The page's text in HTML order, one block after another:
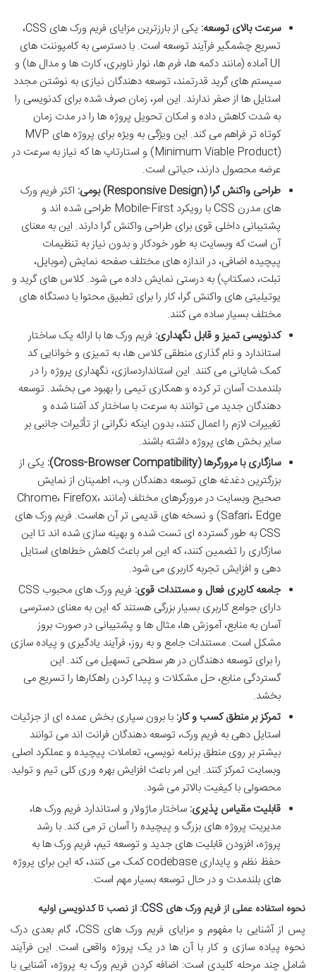
سرعت بالای توسعه:
یکی از بارزترین مزایای فریم ورک های CSS،
تسریع چشمگیر فرآیند توسعه است. با دسترسی به کامپوننت های
UI آماده (مانند دکمه ها، فرم ها، نوار ناوبری، کارت ها و مدال ها) و
سیستم های گرید قدرتمند، توسعه دهندگان نیازی به نوشتن مجدد
استایل ها از صفر ندارند. این امر، زمان صرف شده برای کدنویسی را
به شدت کاهش داده و امکان تحویل پروژه ها را در مدت زمان
کوتاه تر فراهم می کند. این ویژگی به ویژه برای پروژه های MVP
(Minimum Viable Product) و استارتاپ ها که نیاز به سرعت در
عرضه محصول دارند، حیاتی است.
طراحی واکنش گرا (Responsive Design) بومی:
اکثر فریم ورک
های مدرن CSS با رویکرد Mobile-First طراحی شده اند و
پشتیبانی داخلی قوی برای طراحی واکنش گرا دارند. این به معنای
آن است که وبسایت به طور خودکار و بدون نیاز به تنظیمات
پیچیده اضافی، در اندازه های مختلف صفحه نمایش (موبایل،
تبلت، دسکتاپ) به درستی نمایش داده می شود. کلاس های گرید و
یوتیلیتی های واکنش گرا، کار را برای تطبیق محتوا با دستگاه های
مختلف بسیار ساده می کنند.
کدنویسی تمیز و قابل نگهداری: فریم ورک ها با ارائه یک ساختار
استاندارد و نام گذاری منطقی کلاس ها، به تمیزی و خوانایی کد
کمک شایانی می کنند. این استانداردسازی، نگهداری پروژه را در
بلندمدت آسان تر کرده و همکاری تیمی را بهبود می بخشد. توسعه
دهندگان جدید می توانند به سرعت با ساختار کد آشنا شده و
تغییرات لازم را اعمال کنند، بدون اینکه نگرانی از تأثیرات جانبی بر
سایر بخش های پروژه داشته باشند.
سازگاری با مرورگرها (Cross-Browser Compatibility):
یکی از
بزرگترین دغدغه های توسعه دهندگان وب، اطمینان از نمایش
صحیح وبسایت در مرورگرهای مختلف (مانند Chrome، Firefox،
Safari، Edge) و نسخه های قدیمی تر آن هاست. فریم ورک های
CSS به طور گسترده ای تست شده و بهینه سازی شده اند تا این
سازگاری را تضمین کنند، که این امر باعث کاهش خطاهای استایل
دهی و افزایش تجربه کاربری می شود.
جامعه کاربری فعال و مستندات قوی:
فریم ورک های محبوب CSS
دارای جوامع کاربری بسیار بزرگی هستند که این به معنای دسترسی
آسان به منابع، آموزش ها، مثال ها و پشتیبانی در صورت بروز
مشکل است. مستندات جامع و به روز، فرآیند یادگیری و پیاده سازی
را برای توسعه دهندگان در هر سطحی تسهیل می کند. این
گستردگی منابع، حل مشکلات و پیدا کردن راهکارها را تسریع می
بخشد.
تمرکز بر منطق کسب و کار: با برون سپاری بخش عمده ای از جزئیات
استایل دهی به فریم ورک، توسعه دهندگان فرانت اند می توانند
بیشتر بر روی منطق برنامه نویسی، تعاملات پیچیده و عملکرد اصلی
وبسایت تمرکز کنند. این امر باعث افزایش بهره وری کلی تیم و تولید
محصولی با کیفیت بالاتر می شود.
قابلیت مقیاس پذیری: ساختار ماژولار و استاندارد فریم ورک ها،
مدیریت پروژه های بزرگ و پیچیده را آسان تر می کند. با رشد
پروژه، افزودن قابلیت های جدید و توسعه تیم، فریم ورک ها به
حفظ نظم و پایداری codebase کمک می کنند، که این برای پروژه
های بلندمدت و در حال توسعه بسیار مهم است.
نحوه استفاده عملی از فریم ورک های CSS: از نصب تا کدنویسی اولیه
پس از آشنایی با مفهوم و مزایای فریم ورک های CSS، گام بعدی درک
نحوه پیاده سازی و کار با آن ها در یک پروژه واقعی است. این فرآیند
شامل چند مرحله کلیدی است: اضافه کردن فریم ورک به پروژه، آشنایی با